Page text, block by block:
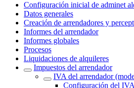
Configuración inicial de adminet
Datos generales
Creación de arrendadores y
Informes del arrendador
Informes globales
Procesos
Liquidaciones de alquileres
Impuestos del arrendador
IVA del arrendador
Configuración del